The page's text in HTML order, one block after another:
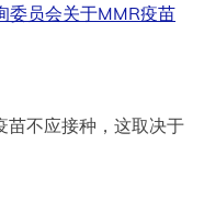
委员会关于MMR疫苗
苗不应接种，这取决于